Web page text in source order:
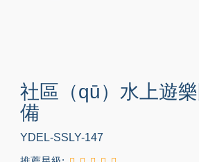
社區（qū）水上遊
備
YDEL-SSLY-147